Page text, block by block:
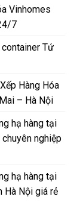
Vinhomes
7
Tứ
Hàng Hóa
– Hà Nội
hạ hàng tại
chuyên nghiệp
hạ hàng tại
Hà Nội giá rẻ